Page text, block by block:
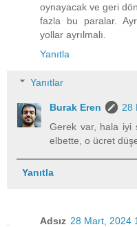
oynayacak ve geri
fazla bu paralar.
yollar ayrılmalı.
Yanıtla
Yanıtlar
Burak Eren
28
Gerek var, hala iyi
elbette, o ücret
Yanıtla
Adsız 28 Mart, 2024